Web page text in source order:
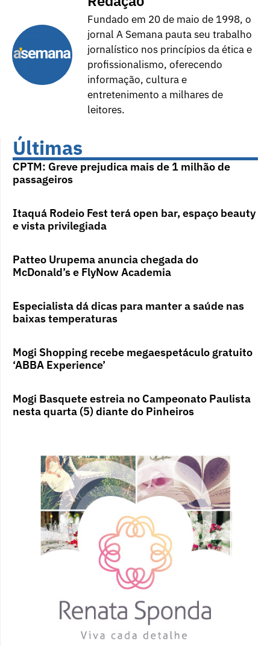
Fundado em 20 de maio de 1998, o
jornal A Semana pauta seu trabalho
jornalístico nos princípios da ética e
profissionalismo, oferecendo
informação, cultura e
entretenimento a milhares de
leitores.
Últimas
CPTM: Greve prejudica mais de 1 milhão de
passageiros
Itaquá Rodeio Fest terá open bar, espaço beauty
e vista privilegiada
Patteo Urupema anuncia chegada do
McDonald’s e FlyNow Academia
Especialista dá dicas para manter a saúde nas
baixas temperaturas
Mogi Shopping recebe megaespetáculo gratuito
‘ABBA Experience’
Mogi Basquete estreia no Campeonato Paulista
nesta quarta (5) diante do Pinheiros